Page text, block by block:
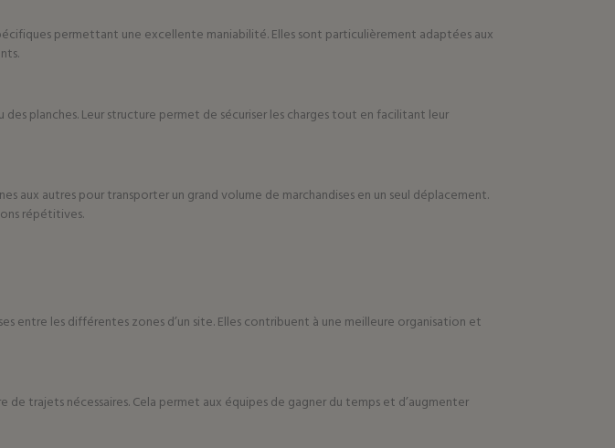
permettant une excellente maniabilité. Elles sont particulièrement adaptées aux
planches. Leur structure permet de sécuriser les charges tout en facilitant leur
aux autres pour transporter un grand volume de marchandises en un seul déplacement.
répétitives.
entre les différentes zones d’un site. Elles contribuent à une meilleure organisation et
trajets nécessaires. Cela permet aux équipes de gagner du temps et d’augmenter